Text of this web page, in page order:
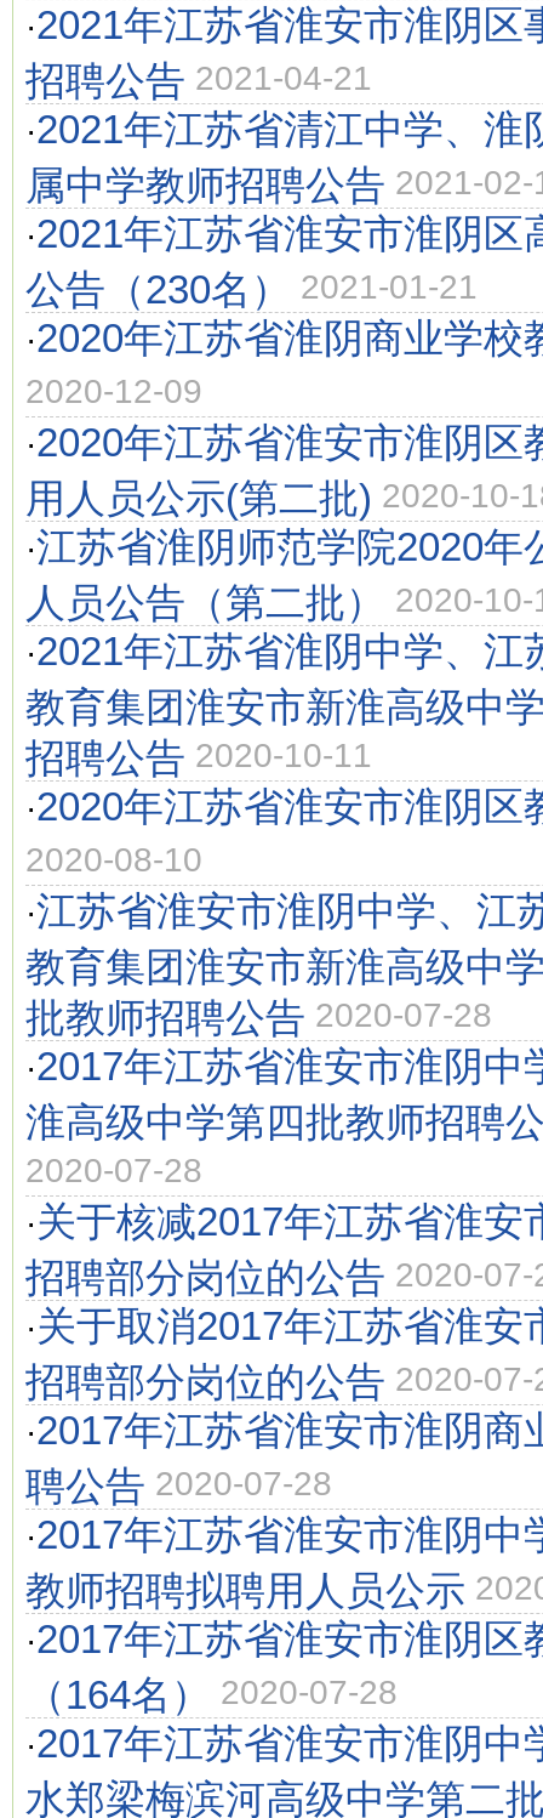
·2021年江苏省淮安市淮阴区
招聘公告 2021-04-21
·2021年江苏省清江中学、淮
属中学教师招聘公告 2021-02-
·2021年江苏省淮安市淮阴区
公告（230名）
2021-01-21
·2020年江苏省淮阴商业学校
2020-12-09
·2020年江苏省淮安市淮阴区
用人员公示(第二批) 2020-10-
·江苏省淮阴师范学院2020年
人员公告（第二批）
2020-10-
·2021年江苏省淮阴中学、江
教育集团淮安市新淮高级中
招聘公告 2020-10-11
·2020年江苏省淮安市淮阴区
2020-08-10
·江苏省淮安市淮阴中学、江
教育集团淮安市新淮高级中
批教师招聘公告 2020-07-28
·2017年江苏省淮安市淮阴中
淮高级中学第四批教师招聘
2020-07-28
·关于核减2017年江苏省淮安
招聘部分岗位的公告 2020-07-
·关于取消2017年江苏省淮安
招聘部分岗位的公告 2020-07-
·2017年江苏省淮安市淮阴商
聘公告 2020-07-28
·2017年江苏省淮安市淮阴中
教师招聘拟聘用人员公示
·2017年江苏省淮安市淮阴区
（164名）
2020-07-28
·2017年江苏省淮安市淮阴中
水郑梁梅滨河高级中学第二